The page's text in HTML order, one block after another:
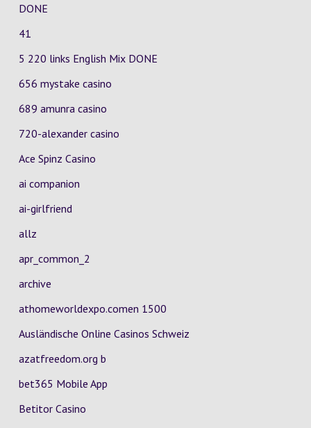
DONE
41
5 220 links English Mix DONE
656 mystake casino
689 amunra casino
720-alexander casino
Ace Spinz Casino
ai companion
ai-girlfriend
allz
apr_common_2
archive
athomeworldexpo.comen 1500
Ausländische Online Casinos Schweiz
azatfreedom.org b
bet365 Mobile App
Betitor Casino